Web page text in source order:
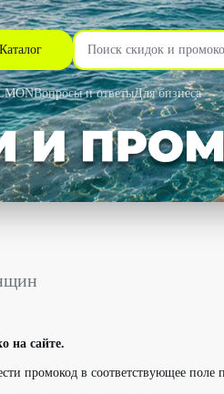
Каталог
Вопросы и ответыДля бизнеса
80% - Твое в Москве
на сайте.
промокод в соответствующее поле